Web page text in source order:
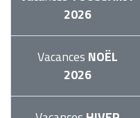
2026
Vacances NOËL
2026